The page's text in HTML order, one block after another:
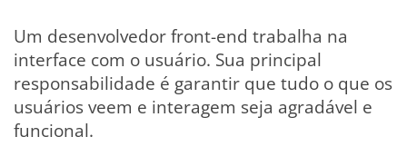
Um desenvolvedor front-end trabalha na
interface com o usuário. Sua principal
responsabilidade é garantir que tudo o que os
usuários veem e interagem seja agradável e
funcional.